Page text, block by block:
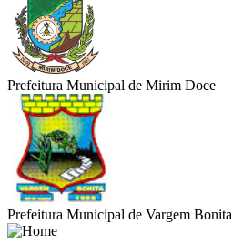
Prefeitura Municipal de Mirim Doce
Prefeitura Municipal de Vargem Bonita